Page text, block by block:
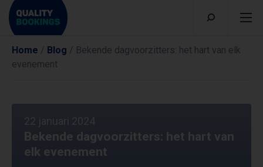
Home / Blog / Bekende dagvoorzitters: het hart van elk
evenement
22 januari 2024
Bekende dagvoorzitters: het hart van
elk evenement